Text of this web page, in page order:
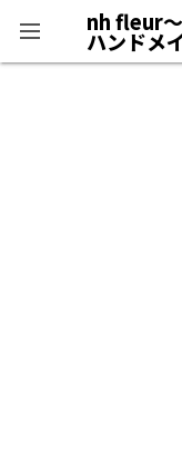
nh fleur
ハンドメ